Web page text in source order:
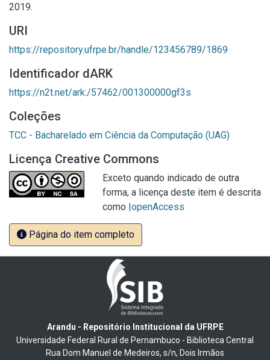
2019.
URI
https://repository.ufrpe.br/handle/123456789/1869
Identificador dARK
https://n2t.net/ark:/57462/001300000gf3s
Coleções
TCC - Bacharelado em Ciência da Computação (UAG)
Licença Creative Commons
Exceto quando indicado de outra
forma, a licença deste item é descrita
como |openAccess
Página do item completo
Arandu - Repositório Institucional da UFRPE
Universidade Federal Rural de Pernambuco - Biblioteca Central
Rua Dom Manuel de Medeiros, s/n, Dois Irmãos